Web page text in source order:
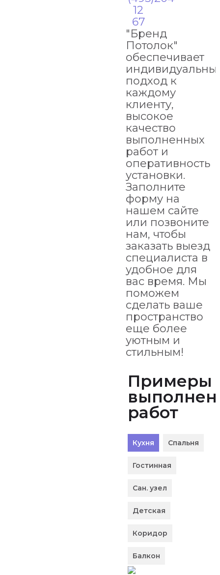
12
67
"Бренд
Потолок"
обеспечивает
подход к
каждому
клиенту,
высокое
качество
выполненных
работ и
оперативность
установки.
Заполните
форму на
нашем сайте
или позвоните
нам, чтобы
заказать выезд
специалиста в
удобное для
вас время. Мы
поможем
сделать ваше
пространство
еще более
уютным и
стильным!
Примеры
работ
Кухня Спальня
Гостинная
Сан. узел
Детская
Коридор
Балкон